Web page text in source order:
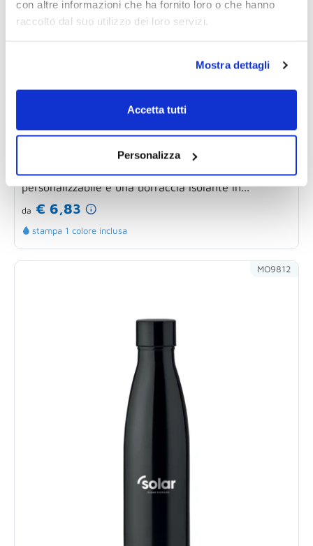
con altre informazioni che ha fornito loro o che hanno
raccolto dal suo utilizzo dei loro servizi.
Mostra dettagli
Accetta tutti
Personalizza
Borraccia personalizzabile acciaio inox
doppio strato 500 ml riciclato
NAMIB BOTTLE - Bottiglia doppio strato 500 ml
personalizzabile è una borraccia isolante in...
da € 6,83
stampa 1 colore inclusa
MO9812